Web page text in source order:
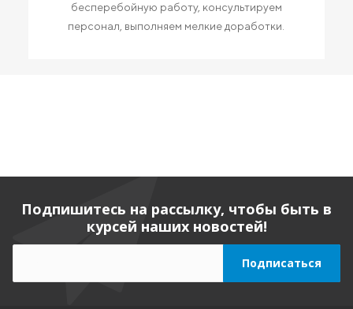
бесперебойную работу, консультируем
персонал, выполняем мелкие доработки.
Подпишитесь на рассылку, чтобы быть в
курсей наших новостей!